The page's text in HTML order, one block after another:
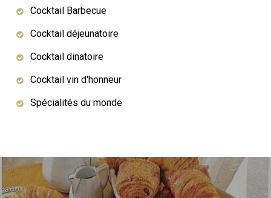
Cocktail Barbecue
Cocktail déjeunatoire
Cocktail dinatoire
Cocktail vin d'honneur
Spécialités du monde